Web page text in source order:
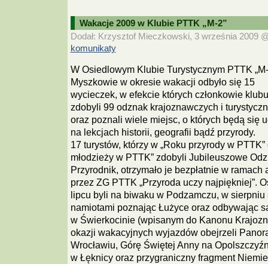
Wakacje 2009 w Klubie PTTK „M-2”
Dodał: Krzysztof Mieczkowski, 3 września 2009
komunikaty
W Osiedlowym Klubie Turystycznym PTTK
Myszkowie w okresie wakacji odbyło się 15
wycieczek, w efekcie których członkowie klubu
zdobyli 99 odznak krajoznawczych i
oraz poznali wiele miejsc, o których będą się
na lekcjach historii, geografii bądź przyrody.
17 turystów, którzy w „Roku przyrody w
młodzieży w PTTK” zdobyli Jubileuszowe
Przyrodnik, otrzymało je bezpłatnie w
przez ZG PTTK „Przyroda uczy najpiękniej”.
lipcu byli na biwaku w Podzamczu, w
namiotami poznając Łużyce oraz odbywając
w Świerkocinie (wpisanym do Kanonu
okazji wakacyjnych wyjazdów obejrzeli
Wrocławiu, Górę Świętej Anny na
w Łęknicy oraz przygraniczny fragment